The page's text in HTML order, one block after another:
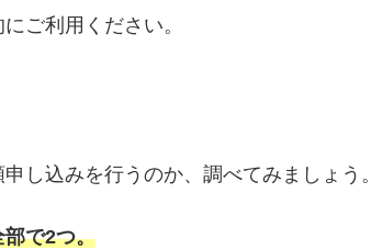
ご利用ください。
し込みを行うのか、調べてみましょう。
で2つ。